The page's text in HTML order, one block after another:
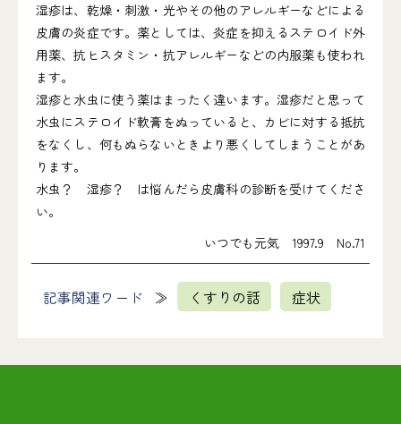
湿疹は、乾燥・刺激・光やその他のアレルギーなどによる
皮膚の炎症です。薬としては、炎症を抑えるステロイド外
用薬、抗ヒスタミン・抗アレルギーなどの内服薬も使われ
ます。
湿疹と水虫に使う薬はまったく違います。湿疹だと思って
水虫にステロイド軟膏をぬっていると、カビに対する抵抗
をなくし、何もぬらないときより悪くしてしまうことがあ
ります。
水虫？ 湿疹？ は悩んだら皮膚科の診断を受けてくださ
い。
いつでも元気 1997.9 No.71
記事関連ワード くすりの話 症状